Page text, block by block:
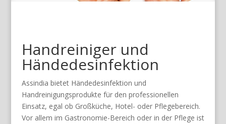
Handreiniger und
Händedesinfektion
Assindia bietet Händedesinfektion und
Handreinigungsprodukte für den professionellen
Einsatz, egal ob Großküche, Hotel- oder Pflegebereich.
Vor allem im Gastronomie-Bereich oder in der Pflege ist